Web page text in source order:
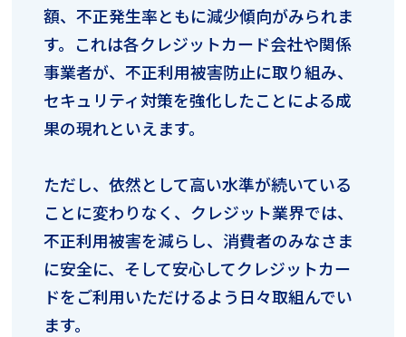
額、不正発生率ともに減少傾向がみられま
す。これは各クレジットカード会社や関係
事業者が、不正利用被害防止に取り組み、
セキュリティ対策を強化したことによる成
果の現れといえます。
ただし、依然として高い水準が続いている
ことに変わりなく、クレジット業界では、
不正利用被害を減らし、消費者のみなさま
に安全に、そして安心してクレジットカー
ドをご利用いただけるよう日々取組んでい
ます。